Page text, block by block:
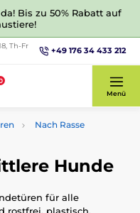
Bis zu 50% Rabatt auf
Th-Fr
+49 176 34 433 212
Menü
Nach Rasse
Hunde
für alle